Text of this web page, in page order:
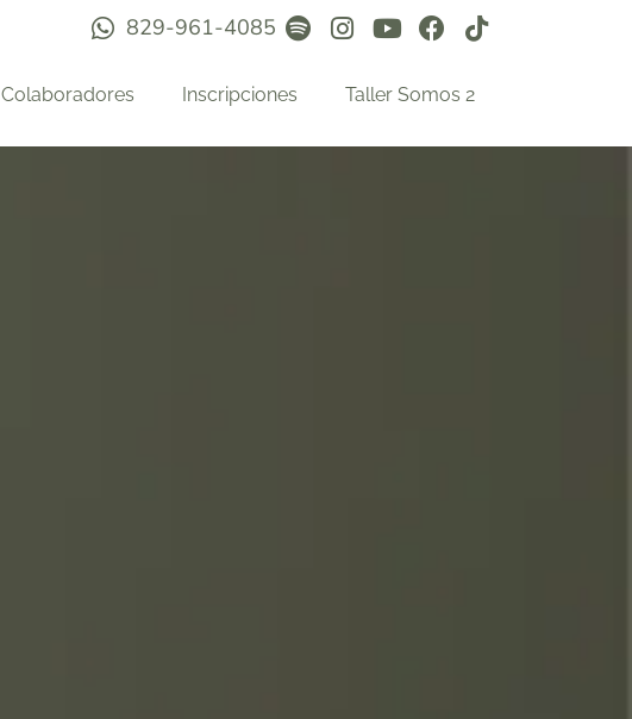
829-961-4085
Colaboradores Inscripciones Taller Somos 2